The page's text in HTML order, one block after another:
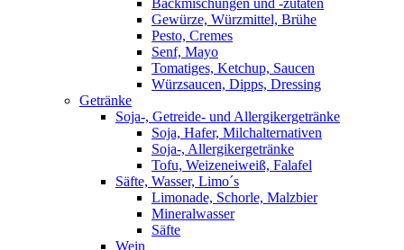
Backmischungen und -zutaten
Gewürze, Würzmittel, Brühe
Pesto, Cremes
Senf, Mayo
Tomatiges, Ketchup, Saucen
Würzsaucen, Dipps, Dressing
Getränke
Soja-, Getreide- und Allergikergetränke
Soja, Hafer, Milchalternativen
Soja-, Allergikergetränke
Tofu, Weizeneiweiß, Falafel
Säfte, Wasser, Limo´s
Limonade, Schorle, Malzbier
Mineralwasser
Säfte
Wein